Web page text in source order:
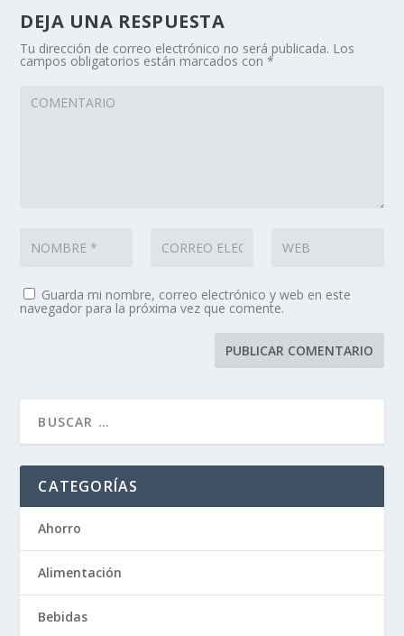
DEJA UNA RESPUESTA
Tu dirección de correo electrónico no será publicada. Los
campos obligatorios están marcados con*
Guarda mi nombre, correo electrónico y web en este
navegador para la próxima vez que comente.
CATEGORÍAS
Ahorro
Alimentación
Bebidas